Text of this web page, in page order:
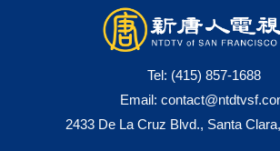
Tel: (415) 857-1688
Email:
2433 De La Cruz Blvd., Santa